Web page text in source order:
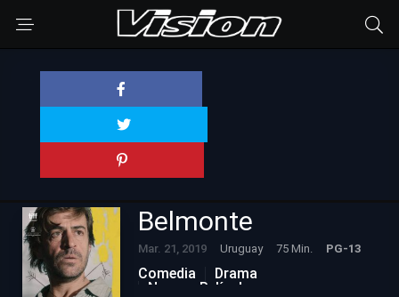
Belmonte
Mar. 21, 2019 Uruguay 75 Min. PG-13
Comedia
Drama
Nuevas Películas